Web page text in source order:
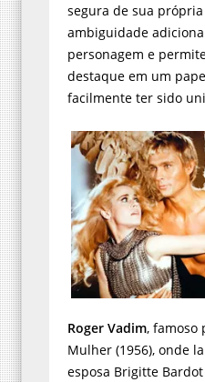
segura de sua própria
ambiguidade
personagem e
destaque em um
facilmente ter sido
Roger Vadim, famoso
Mulher (1956), onde
esposa Brigitte